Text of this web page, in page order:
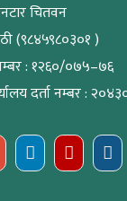
चितवन
(९८४५९८०३०१ )
: १२६०/०७५–७६
दर्ता नम्बर :